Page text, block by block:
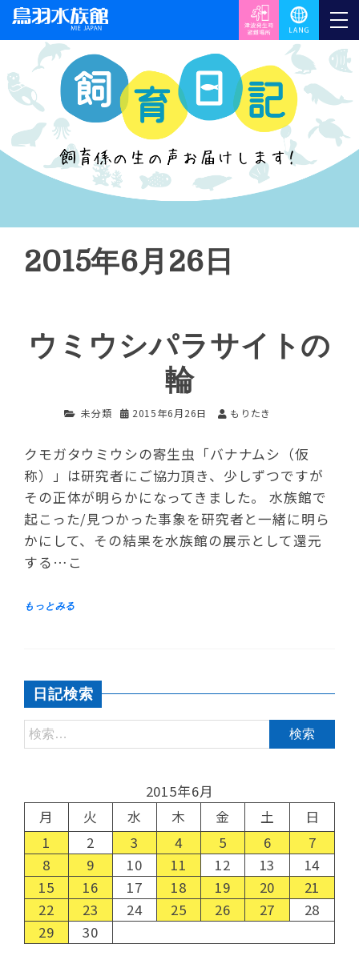
2015年6月26日
ウミウシパラサイトの
輪
未分類 2015年6月26日 もりたき
クモガタウミウシの寄生虫「バナナムシ（仮
称）」は研究者にご協力頂き、少しずつですが
その正体が明らかになってきました。 水族館で
起こった/見つかった事象を研究者と一緒に明ら
かにして、その結果を水族館の展示として還元
する…こ
日記検索
2015年6月
月
火 水 木 金 土
日
1
2 3 4 5 6
7
8
9 10 11 12 13
14
15
16 17 18 19 20
21
22
23 24 25 26 27
28
29
30